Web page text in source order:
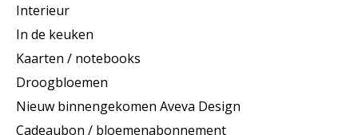
Interieur
In de keuken
Kaarten / notebooks
Droogbloemen
Nieuw binnengekomen Aveva Design
Cadeaubon / bloemenabonnement